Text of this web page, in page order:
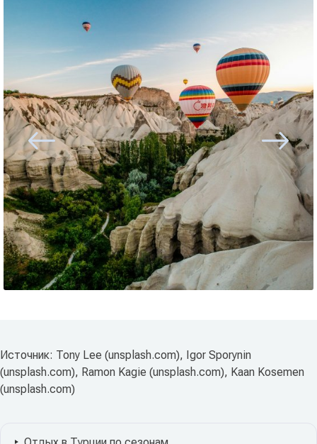
Источник: Tony Lee (unsplash.com), Igor Sporynin
(unsplash.com), Ramon Kagie (unsplash.com), Kaan Kosemen
(unsplash.com)